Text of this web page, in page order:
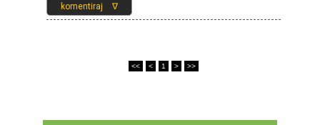
<< < 1 > >>